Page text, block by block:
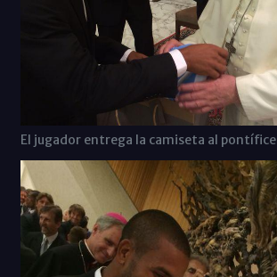
El jugador entrega la camiseta al pontífice